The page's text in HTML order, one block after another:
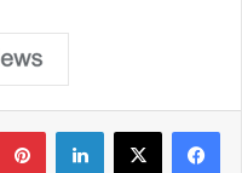
لينكدإن